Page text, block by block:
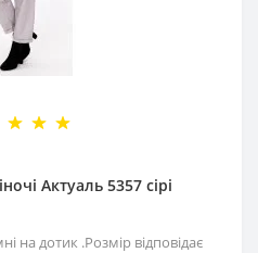
Актуаль 5357 сірі
на дотик .Розмір відповідає